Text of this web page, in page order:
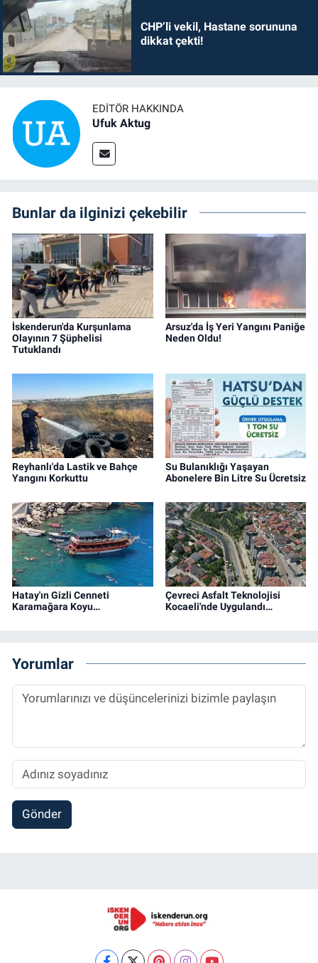
CHP’li vekil, Hastane sorununa
dikkat çekti!
EDITÖR HAKKINDA
Ufuk Aktug
Bunlar da ilginizi çekebilir
İskenderun'da Kurşunlama
Olayının 7 Şüphelisi
Tutuklandı
Arsuz'da İş Yeri Yangını Paniğe
Neden Oldu!
Reyhanlı'da Lastik ve Bahçe
Yangını Korkuttu
Su Bulanıklığı Yaşayan
Abonelere Bin Litre Su Ücretsiz
Hatay'ın Gizli Cenneti
Karamağara Koyu…
Çevreci Asfalt Teknolojisi
Kocaeli'nde Uygulandı…
Yorumlar
Gönder